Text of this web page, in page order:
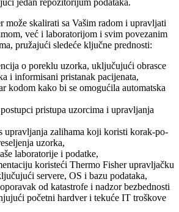
može skalirati sa Vašim radom i upravljati
već i laboratorijom i svim povezanim
pružajući sledeće ključne prednosti:
o poreklu uzorka, uključujući obrasce
i informisani pristanak pacijenata,
kodom kako bi se omogućila automatska
pristupa uzorcima i upravljanja
upravljanja zalihama koji koristi korak-po-
uzorka,
laboratorije i podatke,
koristeći Thermo Fisher upravljačku
servere, OS i bazu podataka,
od katastrofe i nadzor bezbednosti
početni hardver i tekuće IT troškove